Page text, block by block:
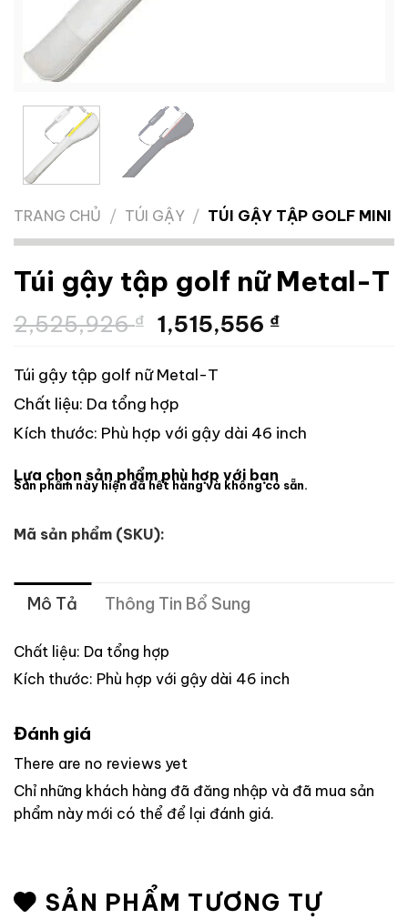
TRANG CHỦ / TÚI GẬY / TÚI GẬY TẬP GOLF MINI
Túi gậy tập golf nữ Metal-T
2,525,926₫
Giá
là:
2,525,926 ₫.
1,515,556 ₫Giá
Túi gậy tập golf nữ Metal-T
Chất liệu: Da tổng hợp
Kích thước: Phù hợp với gậy dài 46 inch
Lựa chọn sản phẩm phù hợp với bạn
Sản phẩm này hiện đã hết hàng và không có sẵn.
Mã sản phẩm (SKU):
Mô Tả Thông Tin Bổ Sung
Chất liệu: Da tổng hợp
Kích thước: Phù hợp với gậy dài 46 inch
Đánh giá
There are no reviews yet
Chỉ những khách hàng đã đăng nhập và đã mua sản
phẩm này mới có thể để lại đánh giá.
SẢN PHẨM TƯƠNG TỰ